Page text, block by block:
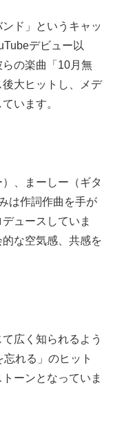
ド」というキャッ
デビュー以
の楽曲「10月無
大ヒットし、メデ
います。
、まーしー（ギタ
は作詞作曲を手が
ュースしていま
な空気感、共感を
広く知られるよう
れる」のヒット
ーンとなっていま